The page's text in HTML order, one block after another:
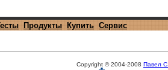
Продукты Купить Сервис
Copyright © 2004-2008 Павел